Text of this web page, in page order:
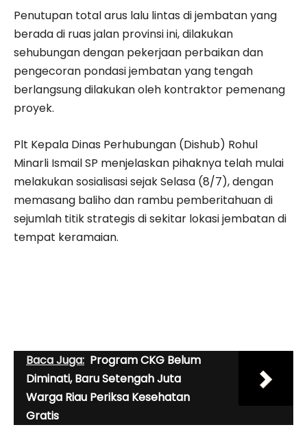
Penutupan total arus lalu lintas di jembatan yang
berada di ruas jalan provinsi ini, dilakukan
sehubungan dengan pekerjaan perbaikan dan
pengecoran pondasi jembatan yang tengah
berlangsung dilakukan oleh kontraktor pemenang
proyek.
Plt Kepala Dinas Perhubungan (Dishub) Rohul
Minarli Ismail SP menjelaskan pihaknya telah mulai
melakukan sosialisasi sejak Selasa (8/7), dengan
memasang baliho dan rambu pemberitahuan di
sejumlah titik strategis di sekitar lokasi jembatan di
tempat keramaian.
Baca Juga: Program CKG Belum
Diminati, Baru Setengah Juta
Warga Riau Periksa Kesehatan
Gratis